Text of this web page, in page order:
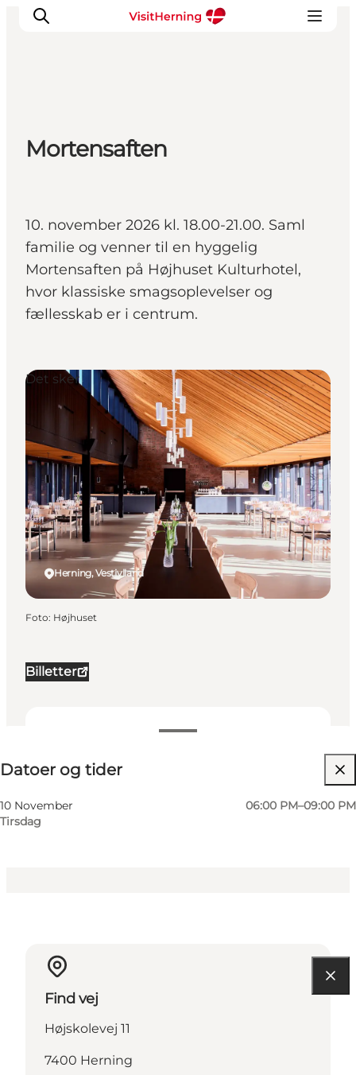
Det sker
Spis, drik og shop
Find vej
Sov godt
Book overnatning
Mortensaften
10. november 2026 kl. 18.00-21.00. Saml
familie og venner til en hyggelig
Mortensaften på Højhuset Kulturhotel,
hvor klassiske smagsoplevelser og
fællesskab er i centrum.
Billetter
Datoer og tider
10 November
Tirsdag
06:00 PM–09:00 PM
Besøg hjemmeside
Min virksomhed, Mig selv, Min partner, Venner,
Herning, Vestjylland
Det sker
Foto: Højhuset
Find vej
Højskolevej 11
7400 Herning